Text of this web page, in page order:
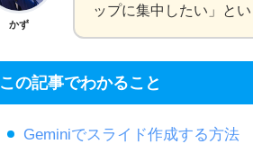
かず
ップに集中したい」と
この記事でわかること
Geminiでスライド作成する方法